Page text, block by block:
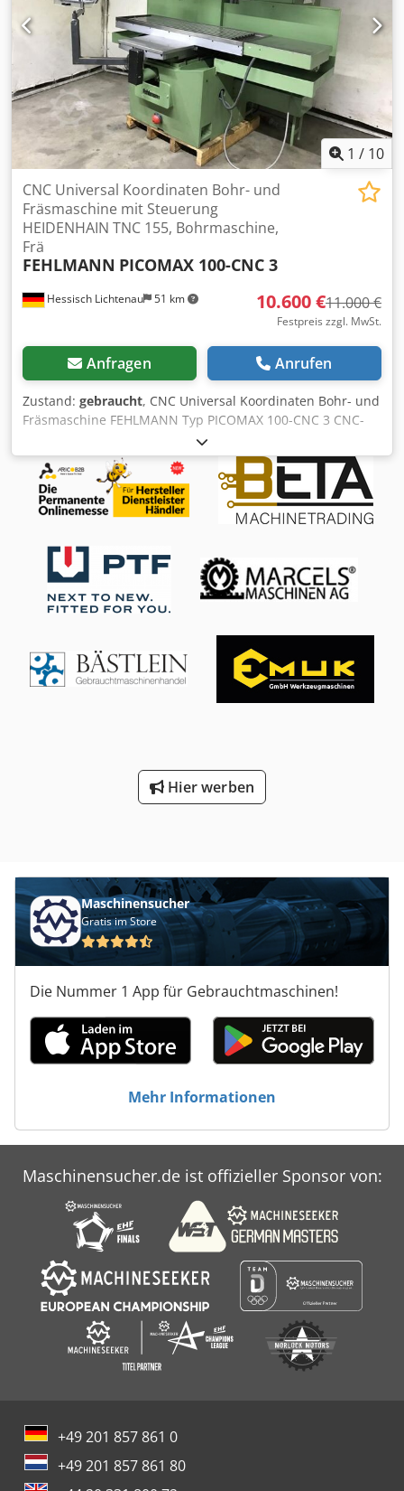
Magazinplätze: 24 Plätze - Werkzeugdurchmesser max.: 80
mm - Werkzeuglänge max.: 250 mm - Werkzeuggewicht
max.: 7 kg Zubehör: Dokumentation
1 / 10
Hessisch Lichtenau 51 km
CNC Universal Koordinaten Bohr- und
Fräsmaschine mit Steuerung
HEIDENHAIN TNC 155, Bohrmaschine,
Frä
FEHLMANN PICOMAX 100-CNC 3
10.600 €11.000 €
Festpreis zzgl. MwSt.
Anfragen Anrufen
Zustand: gebraucht, CNC Universal Koordinaten Bohr- und
Fräsmaschine FEHLMANN Typ PICOMAX 100-CNC 3 CNC-
Steuerung HEIDENHAIN TNC 155 Fabr. Nr. 16186651
Baujahr 1986 Spindelaufnahme FEHLMANN SF32
Bohrleistung Ø 30 mm in Stahl Gewindeschneiden bis M20
in Stahl Fahrwege X: 850 mm, Y: 435 mm Pinolhub Z: 210
mm Senkrechtbewegung Fräskopf 580 mm Vorschub X und
Eilgang X und Y 8 m/min. Eilgang Z 4 m/min.
Tischaufspannfläche 1570 x 500 mm Abstand Spindelnase
- Tisch 130 - 720 mm Ausladung Spindel - Ständer 450 mm
Spindeldrehzahl 50 - 7100 U/min. Stufenlos Dcodpfxehik
20 kW Netzanschluß 400 Volt, 50 Hz - CNC-Steuerung
HEIDENHAIN TNC 155 mit TFT-Monitor - 3 Achsen
gesteuert, X, Y und Z Pinolverstellung - hydro-mechanische
Werzeugklemmung FEHLMANN SF32 -
Abschaltüng über einstellbare Nocken - 3D-Taster
RENISHAW, Typ MP 11F mit Aufnahme Fehlmann SF32 - 20
Schaltschrank fest an der Maschine - Dokumentation
Betriebsanleitung, Steuerungshandbuch und E-
Schaltpläne Platzbedarf L x B x H 2350 x 2000 x 2300 mm
Gewicht 3,2 ton. sehr guter Zustand
Hier werben
Maschinensucher
Gratis im Store
Die Nummer 1 App für Gebrauchtmaschinen!
Mehr Informationen
Maschinensucher.de ist offizieller Sponsor von:
+49 201 857 861 0
+49 201 857 861 80